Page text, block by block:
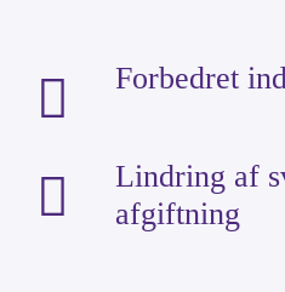
Forbedret
Lindring af
afgiftning